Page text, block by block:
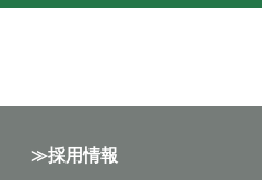
採用情報